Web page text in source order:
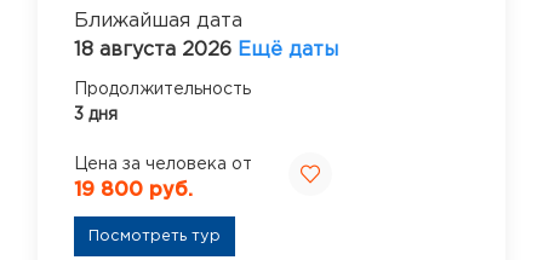
Ближайшая дата
18 августа 2026 Ещё даты
Продолжительность
3 дня
Цена за человека от
19 800 руб.
Посмотреть тур